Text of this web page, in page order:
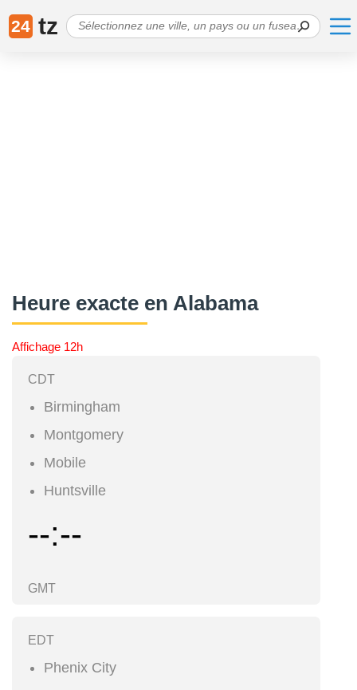
24 tz
Heure exacte en Alabama
Affichage 12h
CDT
Birmingham
Montgomery
Mobile
Huntsville
--:--
GMT
EDT
Phenix City